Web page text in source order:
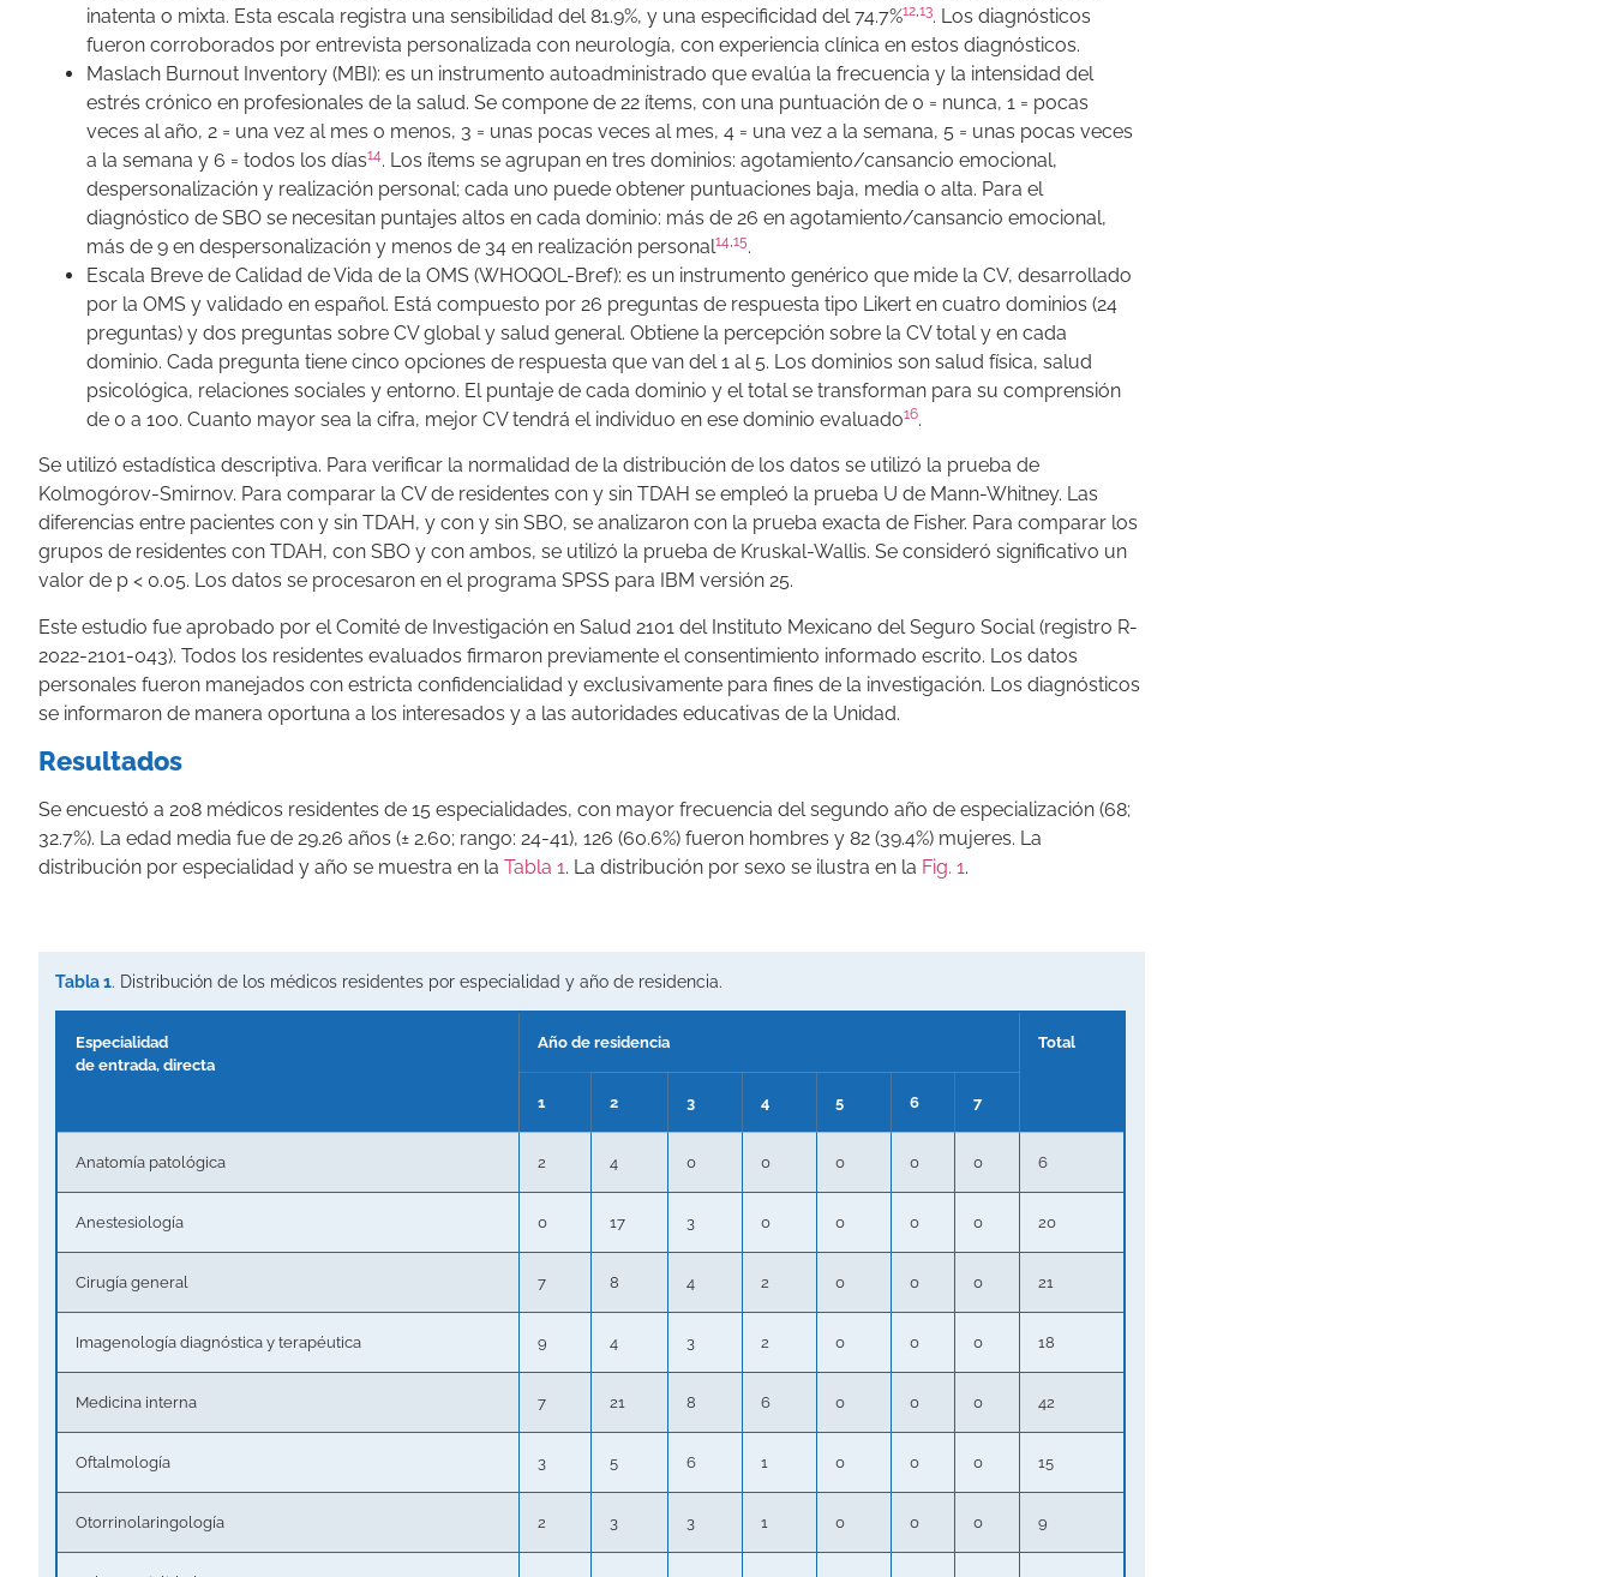
inatenta o mixta. Esta escala registra una sensibilidad del 81.9%, y una especificidad del 74.7%12 13. Los diagnósticos
fueron corroborados por entrevista personalizada con neurología, con experiencia clínica en estos diagnósticos.
Maslach Burnout Inventory (MBI): es un instrumento autoadministrado que evalúa la frecuencia y la intensidad del
estrés crónico en profesionales de la salud. Se compone de 22 ítems, con una puntuación de 0 = nunca, 1 = pocas
veces al año, 2 = una vez al mes o menos, 3 = unas pocas veces al mes, 4 = una vez a la semana, 5 = unas pocas veces
a la semana y 6 = todos los días14 . Los ítems se agrupan en tres dominios: agotamiento/cansancio emocional,
despersonalización y realización personal; cada uno puede obtener puntuaciones baja, media o alta. Para el
diagnóstico de SBO se necesitan puntajes altos en cada dominio: más de 26 en agotamiento/cansancio emocional,
más de 9 en despersonalización y menos de 34 en realización personal14 15.
Escala Breve de Calidad de Vida de la OMS (WHOQOL-Bref): es un instrumento genérico que mide la CV, desarrollado
por la OMS y validado en español. Está compuesto por 26 preguntas de respuesta tipo Likert en cuatro dominios (24
preguntas) y dos preguntas sobre CV global y salud general. Obtiene la percepción sobre la CV total y en cada
dominio. Cada pregunta tiene cinco opciones de respuesta que van del 1 al 5. Los dominios son salud física, salud
psicológica, relaciones sociales y entorno. El puntaje de cada dominio y el total se transforman para su comprensión
de 0 a 100. Cuanto mayor sea la cifra, mejor CV tendrá el individuo en ese dominio evaluado16.
Se utilizó estadística descriptiva. Para verificar la normalidad de la distribución de los datos se utilizó la prueba de
Kolmogórov-Smirnov. Para comparar la CV de residentes con y sin TDAH se empleó la prueba U de Mann-Whitney. Las
diferencias entre pacientes con y sin TDAH, y con y sin SBO, se analizaron con la prueba exacta de Fisher. Para comparar los
grupos de residentes con TDAH, con SBO y con ambos, se utilizó la prueba de Kruskal-Wallis. Se consideró significativo un
valor de p < 0.05. Los datos se procesaron en el programa SPSS para IBM versión 25.
Este estudio fue aprobado por el Comité de Investigación en Salud 2101 del Instituto Mexicano del Seguro Social (registro R-
2022-2101-043). Todos los residentes evaluados firmaron previamente el consentimiento informado escrito. Los datos
personales fueron manejados con estricta confidencialidad y exclusivamente para fines de la investigación. Los diagnósticos
se informaron de manera oportuna a los interesados y a las autoridades educativas de la Unidad.
Resultados
Se encuestó a 208 médicos residentes de 15 especialidades, con mayor frecuencia del segundo año de especialización (68;
32.7%). La edad media fue de 29.26 años (± 2.60; rango: 24-41), 126 (60.6%) fueron hombres y 82 (39.4%) mujeres. La
distribución por especialidad y año se muestra en la Tabla 1. La distribución por sexo se ilustra en la Fig. 1.
Tabla 1. Distribución de los médicos residentes por especialidad y año de residencia.
Especialidad
de entrada, directa
Año de residencia Total
1 2 3 4 5 6 7
Anatomía patológica 2 4 0 0 0 0 0 6
Anestesiología 0 17 3 0 0 0 0 20
Cirugía general 7 8 4 2 0 0 0 21
Imagenología diagnóstica y terapéutica 9 4 3 2 0 0 0 18
Medicina interna 7 21 8 6 0 0 0 42
Oftalmología 3 5 6 1 0 0 0 15
Otorrinolaringología 2 3 3 1 0 0 0 9